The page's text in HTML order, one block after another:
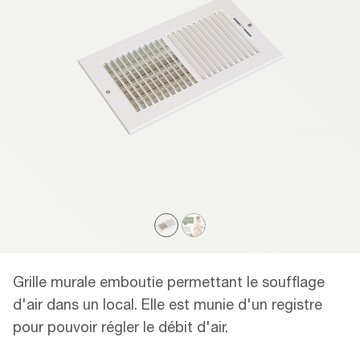
Grille murale emboutie permettant le soufflage
d'air dans un local. Elle est munie d'un registre
pour pouvoir régler le débit d'air.